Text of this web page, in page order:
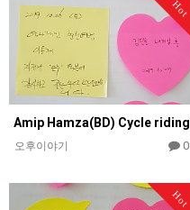
Hot
Amip Hamza(BD) Cycle riding
오후이야기 0
Hot